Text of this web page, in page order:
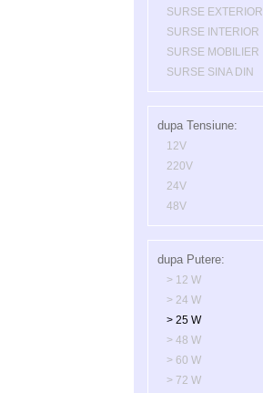
SURSE EXTERIOR
SURSE INTERIOR
SURSE MOBILIER
SURSE SINA DIN
dupa Tensiune:
12V
220V
24V
48V
dupa Putere:
> 12 W
> 24 W
> 25 W
> 48 W
> 60 W
> 72 W